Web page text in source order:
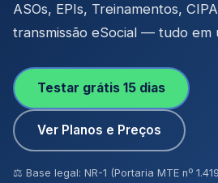
ASOs, EPIs, Treinamentos,
transmissão eSocial — tudo em
Testar grátis 15 dias
Ver Planos e Preços
⚖️ Base legal: NR-1 (Portaria MTE nº